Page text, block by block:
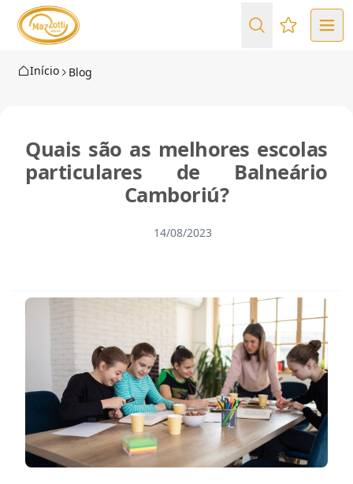
Favoritos
Início Blog
Quais são as melhores escolas
particulares de Balneário
Camboriú?
14/08/2023